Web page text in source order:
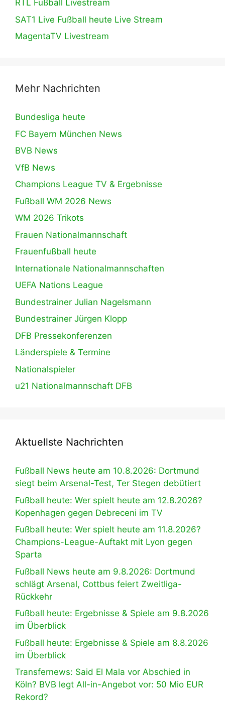
RTL Fußball Livestream
SAT1 Live Fußball heute Live Stream
MagentaTV Livestream
Mehr Nachrichten
Bundesliga heute
FC Bayern München News
BVB News
VfB News
Champions League TV & Ergebnisse
Fußball WM 2026 News
WM 2026 Trikots
Frauen Nationalmannschaft
Frauenfußball heute
Internationale Nationalmannschaften
UEFA Nations League
Bundestrainer Julian Nagelsmann
Bundestrainer Jürgen Klopp
DFB Pressekonferenzen
Länderspiele & Termine
Nationalspieler
u21 Nationalmannschaft DFB
Aktuellste Nachrichten
Fußball News heute am 10.8.2026: Dortmund
siegt beim Arsenal-Test, Ter Stegen debütiert
Fußball heute: Wer spielt heute am 12.8.2026?
Kopenhagen gegen Debreceni im TV
Fußball heute: Wer spielt heute am 11.8.2026?
Champions-League-Auftakt mit Lyon gegen
Sparta
Fußball News heute am 9.8.2026: Dortmund
schlägt Arsenal, Cottbus feiert Zweitliga-
Rückkehr
Fußball heute: Ergebnisse & Spiele am 9.8.2026
im Überblick
Fußball heute: Ergebnisse & Spiele am 8.8.2026
im Überblick
Transfernews: Said El Mala vor Abschied in
Köln? BVB legt All-in-Angebot vor: 50 Mio EUR
Rekord?